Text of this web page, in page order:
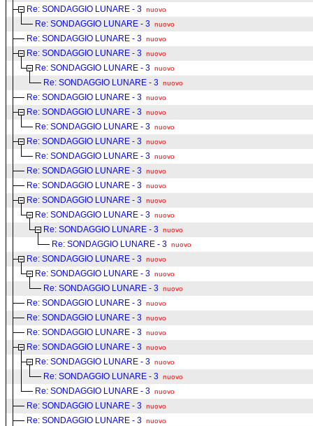
Re: SONDAGGIO LUNARE - 3 nuovo
Re: SONDAGGIO LUNARE - 3 nuovo
Re: SONDAGGIO LUNARE - 3 nuovo
Re: SONDAGGIO LUNARE - 3 nuovo
Re: SONDAGGIO LUNARE - 3 nuovo
Re: SONDAGGIO LUNARE - 3 nuovo
Re: SONDAGGIO LUNARE - 3 nuovo
Re: SONDAGGIO LUNARE - 3 nuovo
Re: SONDAGGIO LUNARE - 3 nuovo
Re: SONDAGGIO LUNARE - 3 nuovo
Re: SONDAGGIO LUNARE - 3 nuovo
Re: SONDAGGIO LUNARE - 3 nuovo
Re: SONDAGGIO LUNARE - 3 nuovo
Re: SONDAGGIO LUNARE - 3 nuovo
Re: SONDAGGIO LUNARE - 3 nuovo
Re: SONDAGGIO LUNARE - 3 nuovo
Re: SONDAGGIO LUNARE - 3 nuovo
Re: SONDAGGIO LUNARE - 3 nuovo
Re: SONDAGGIO LUNARE - 3 nuovo
Re: SONDAGGIO LUNARE - 3 nuovo
Re: SONDAGGIO LUNARE - 3 nuovo
Re: SONDAGGIO LUNARE - 3 nuovo
Re: SONDAGGIO LUNARE - 3 nuovo
Re: SONDAGGIO LUNARE - 3 nuovo
Re: SONDAGGIO LUNARE - 3 nuovo
Re: SONDAGGIO LUNARE - 3 nuovo
Re: SONDAGGIO LUNARE - 3 nuovo
Re: SONDAGGIO LUNARE - 3 nuovo
Re: SONDAGGIO LUNARE - 3 nuovo